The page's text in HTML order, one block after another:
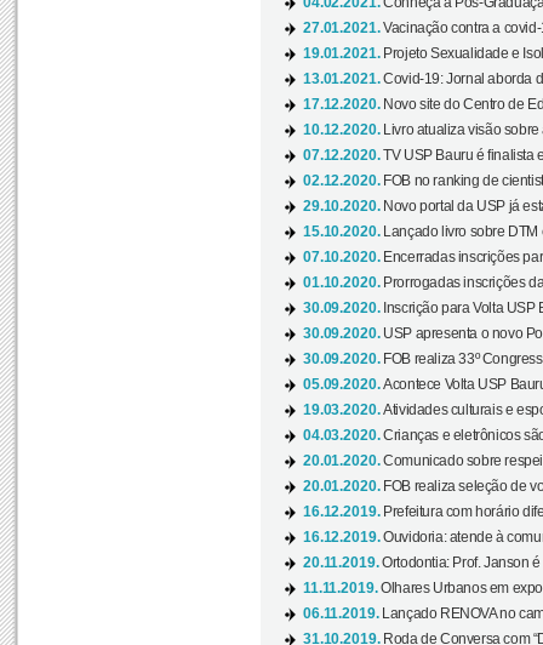
27.01.2021.Vacinação contra a
19.01.2021. Projeto Sexualidade e
13.01.2021.Covid-19: Jornal aborda
17.12.2020. Novo site do Centro de
10.12.2020.
Livro atualiza visão
07.12.2020.TV USP Bauru é finalista
02.12.2020. FOB no ranking de
29.10.2020. Novo portal da USP já
15.10.2020.
Lançado livro sobre
07.10.2020. Encerradas inscrições
01.10.2020. Prorrogadas inscrições
30.09.2020. Inscrição para Volta USP
30.09.2020. USP apresenta o novo
30.09.2020. FOB realiza 33º
05.09.2020.Acontece Volta USP
19.03.2020.Atividades culturais e
04.03.2020.Crianças e eletrônicos
20.01.2020.Comunicado sobre
20.01.2020. FOB realiza seleção de
16.12.2019. Prefeitura com horário
16.12.2019.Ouvidoria: atende à
20.11.2019.Ortodontia: Prof. Janson
11.11.2019.Olhares Urbanos em
06.11.2019.
Lançado RENOVA no
31.10.2019. Roda de Conversa com